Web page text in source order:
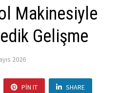
Makinesiyle
Gelişme
2026
PIN IT SHARE